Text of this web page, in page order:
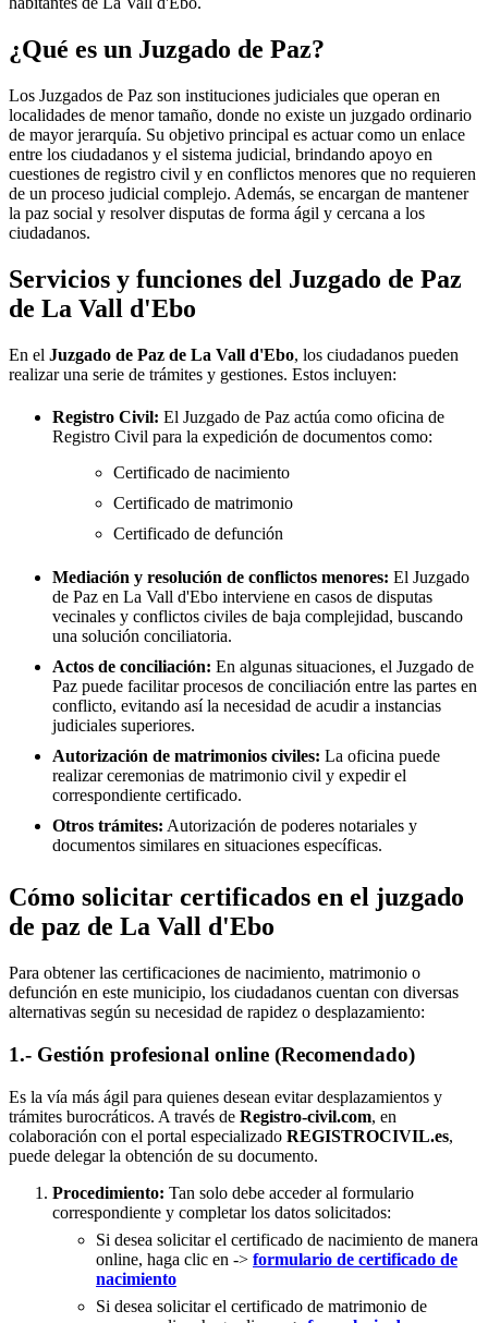
¿Qué es un Juzgado de Paz?
Los Juzgados de Paz son instituciones judiciales que operan en
localidades de menor tamaño, donde no existe un juzgado ordinario
de mayor jerarquía. Su objetivo principal es actuar como un enlace
entre los ciudadanos y el sistema judicial, brindando apoyo en
cuestiones de registro civil y en conflictos menores que no requieren
de un proceso judicial complejo. Además, se encargan de mantener
la paz social y resolver disputas de forma ágil y cercana a los
ciudadanos.
Servicios y funciones del Juzgado de Paz
de La Vall d'Ebo
En el Juzgado de Paz de La Vall d'Ebo, los ciudadanos pueden
realizar una serie de trámites y gestiones. Estos incluyen:
Registro Civil: El Juzgado de Paz actúa como oficina de
Registro Civil para la expedición de documentos como:
Certificado de nacimiento
Certificado de matrimonio
Certificado de defunción
Mediación y resolución de conflictos menores: El Juzgado
de Paz en La Vall d'Ebo interviene en casos de disputas
vecinales y conflictos civiles de baja complejidad, buscando
una solución conciliatoria.
Actos de conciliación: En algunas situaciones, el Juzgado de
Paz puede facilitar procesos de conciliación entre las partes en
conflicto, evitando así la necesidad de acudir a instancias
judiciales superiores.
Autorización de matrimonios civiles: La oficina puede
realizar ceremonias de matrimonio civil y expedir el
correspondiente certificado.
Otros trámites: Autorización de poderes notariales y
documentos similares en situaciones específicas.
Cómo solicitar certificados en el juzgado
de paz de La Vall d'Ebo
Para obtener las certificaciones de nacimiento, matrimonio o
defunción en este municipio, los ciudadanos cuentan con diversas
alternativas según su necesidad de rapidez o desplazamiento:
1.- Gestión profesional online (Recomendado)
Es la vía más ágil para quienes desean evitar desplazamientos y
trámites burocráticos. A través de Registro-civil.com, en
colaboración con el portal especializado REGISTROCIVIL.es,
puede delegar la obtención de su documento.
Procedimiento: Tan solo debe acceder al formulario
correspondiente y completar los datos solicitados:
Si desea solicitar el certificado de nacimiento de manera
online, haga clic en -> formulario de certificado de
nacimiento
Si desea solicitar el certificado de matrimonio de